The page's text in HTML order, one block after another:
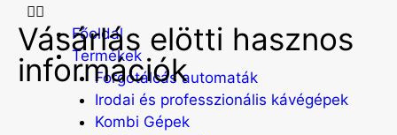
Főoldal
Termékek
Forgótálcás automaták
Irodai és professzionális kávégépek
Kombi Gépek
Vásárlás elötti hasznos
információk